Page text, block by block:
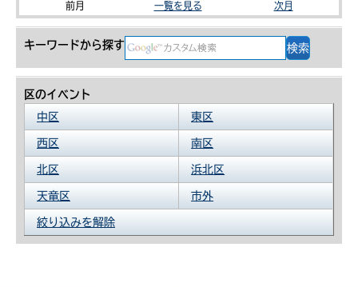
前月 一覧を見る 次月
キーワードから探す
区のイベント
中区
東区
西区 南区
北区 浜北区
天竜区 市外
絞り込みを解除